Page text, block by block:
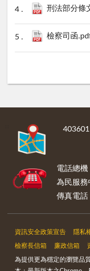
刑法部分條
檢察司函
電話總
為民服務
傳真電話
資訊安全政策宣告 隱私
檢察長信箱 廉政信箱
為提供更為穩定的瀏覽品